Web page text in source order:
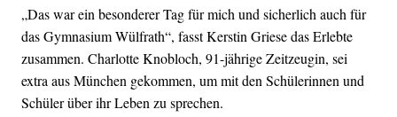
„Das war ein besonderer Tag für mich und sicherlich auch für
das Gymnasium Wülfrath“, fasst Kerstin Griese das Erlebte
zusammen. Charlotte Knobloch, 91-jährige Zeitzeugin, sei
extra aus München gekommen, um mit den Schülerinnen und
Schüler über ihr Leben zu sprechen.